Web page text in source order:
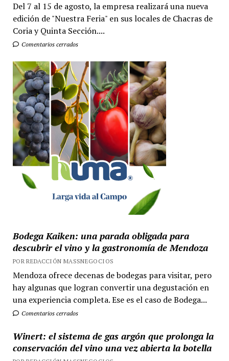
Del 7 al 15 de agosto, la empresa realizará una nueva
edición de "Nuestra Feria" en sus locales de Chacras de
Coria y Quinta Sección....
Comentarios cerrados
Bodega Kaiken: una parada obligada para
descubrir el vino y la gastronomía de Mendoza
POR REDACCIÓN MASSNEGOCIOS
Mendoza ofrece decenas de bodegas para visitar, pero
hay algunas que logran convertir una degustación en
una experiencia completa. Ese es el caso de Bodega...
Comentarios cerrados
Winert: el sistema de gas argón que prolonga la
conservación del vino una vez abierta la botella